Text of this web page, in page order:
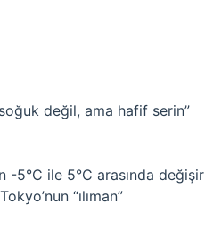
değil, ama hafif serin”
-5°C ile 5°C arasında değişir
“ılıman”